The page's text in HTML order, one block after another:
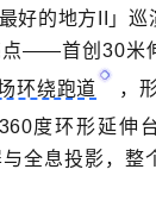
最好的地方II」
点——首创30米
环绕跑道 ，
度环形延伸
全息投影，整